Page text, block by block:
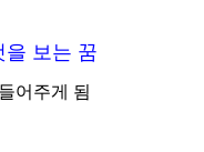
보는 꿈
어주게 됨